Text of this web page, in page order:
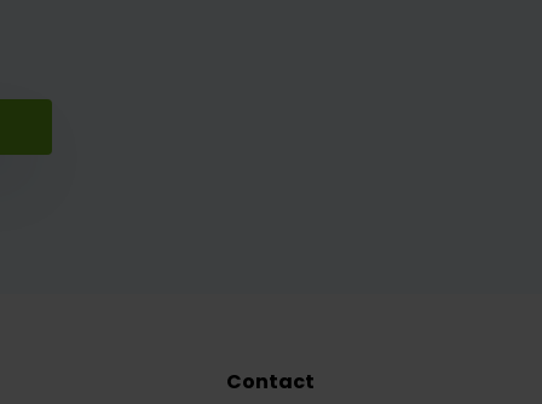
Contact